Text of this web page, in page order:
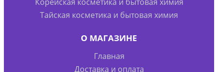
Тайская косметика и бытовая химия
О МАГАЗИНЕ
Главная
Доставка и оплата